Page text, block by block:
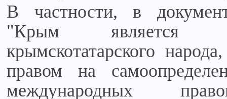
В частности, в
"Крым является
крымскотатарского
правом на
международных